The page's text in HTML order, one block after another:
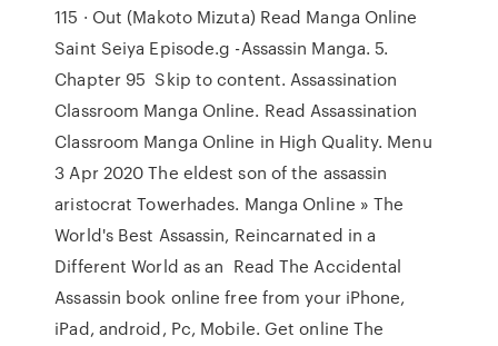
115 · Out (Makoto Mizuta) Read Manga Online
Saint Seiya Episode.g -Assassin Manga. 5.
Chapter 95 Skip to content. Assassination
Classroom Manga Online. Read Assassination
Classroom Manga Online in High Quality. Menu
3 Apr 2020 The eldest son of the assassin
aristocrat Towerhades. Manga Online » The
World's Best Assassin, Reincarnated in a
Different World as an Read The Accidental
Assassin book online free from your iPhone,
iPad, android, Pc, Mobile. Get online The